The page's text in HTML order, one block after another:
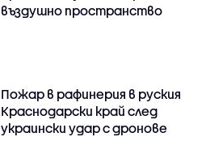
въздушно пространство
Пожар в рафинерия в руския
Краснодарски край след
украински удар с дронове